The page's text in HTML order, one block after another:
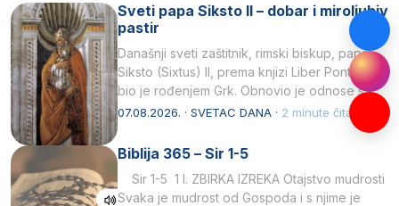
Sveti papa Siksto II – dobar i miroljubiv
pastir
Današnji sveti zaštitnik, rimski biskup, papa
Siksto (Sixtus) II, prema knjizi Liber Pontificalis
bio je rođenjem Grk. Obnovio je odnose s
afričkim…
07.08.2026. · SVETAC DANA · 2 minute čitanja
Biblija 365 – Sir 1-5
Sir 1-5 1 I. ZBIRKA IZREKA Otajstvo mudrosti
Svaka je mudrost od Gospoda i s njime je